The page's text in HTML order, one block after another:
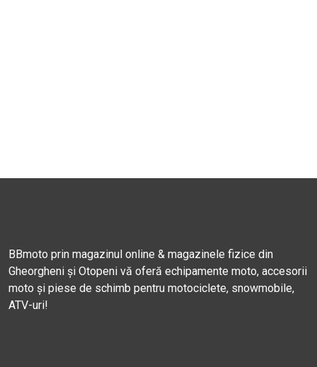
BBmoto prin magazinul online & magazinele fizice din
Gheorgheni și Otopeni vă oferă echipamente moto, accesorii
moto și piese de schimb pentru motociclete, snowmobile,
ATV-uri!